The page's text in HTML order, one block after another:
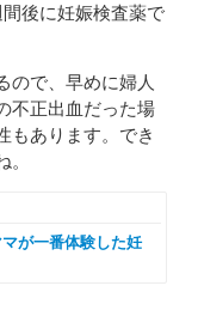
後に妊娠検査薬で
ので、早めに婦人
不正出血だった場
もあります。でき
が一番体験した妊